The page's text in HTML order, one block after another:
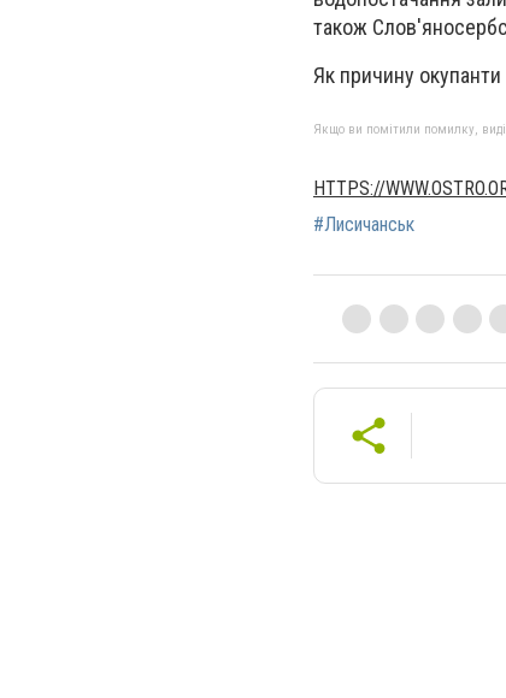
також
Як причину
Якщо ви помітили помилку,
HTTPS://
#Лисичанськ